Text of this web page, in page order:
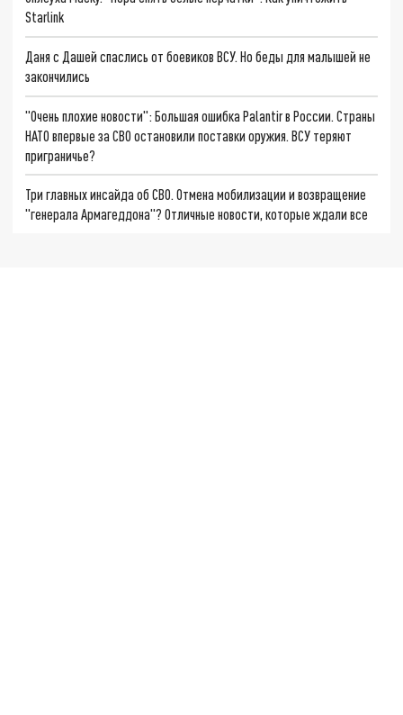
Starlink
Даня с Дашей спаслись от боевиков ВСУ. Но беды для малышей не
закончились
"Очень плохие новости": Большая ошибка Palantir в России. Страны
НАТО впервые за СВО остановили поставки оружия. ВСУ теряют
приграничье?
Три главных инсайда об СВО. Отмена мобилизации и возвращение
"генерала Армагеддона"? Отличные новости, которые ждали все